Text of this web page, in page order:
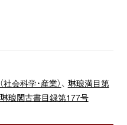
社会科学・産業） 、 琳琅満目第
琳琅閣古書目録第177号